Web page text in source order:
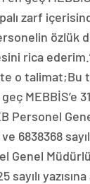
zarf
özlük
rica
o talimat;Bu
MEBBİS’e
Personel
6838368
Genel
sayılı